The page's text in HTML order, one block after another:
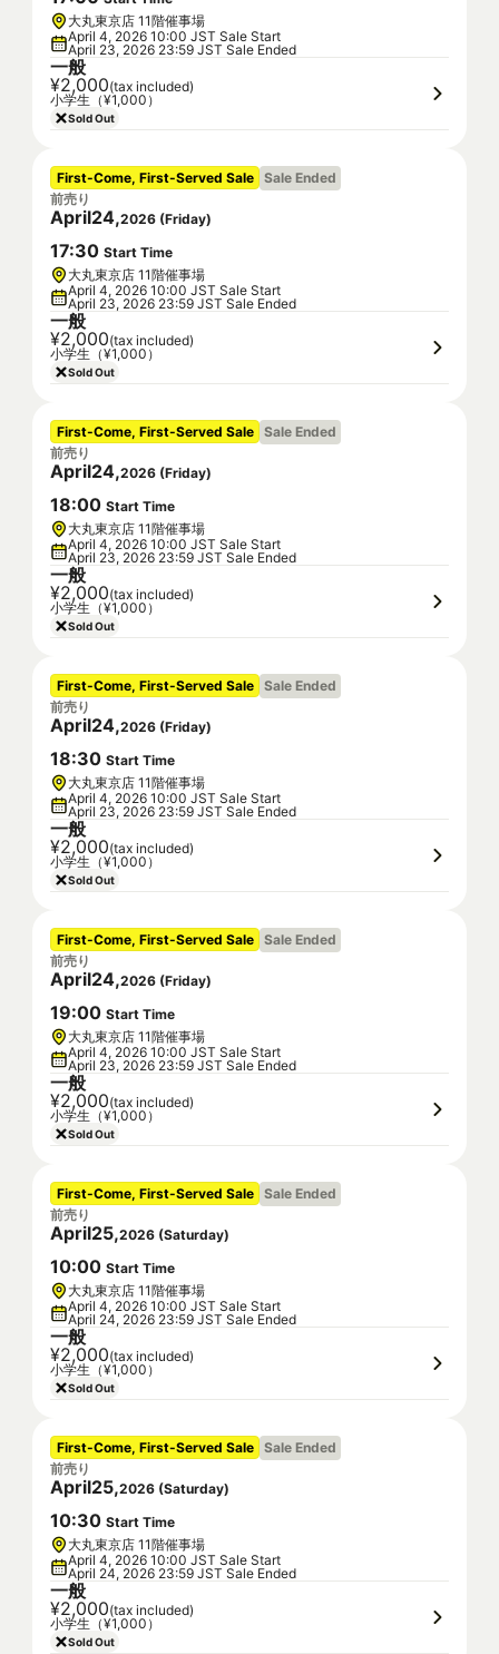
大丸東京店 11階催事場
April 4, 2026 10:00 JST Sale Start
April 23, 2026 23:59 JST Sale Ended
一般
¥2,000(tax included)
小学生（¥1,000）
Sold Out
First-Come, First-Served Sale Sale Ended
前売り
April24,2026 (Friday)
17:30 Start Time
大丸東京店 11階催事場
April 4, 2026 10:00 JST Sale Start
April 23, 2026 23:59 JST Sale Ended
一般
¥2,000(tax included)
小学生（¥1,000）
Sold Out
First-Come, First-Served Sale Sale Ended
前売り
April24,2026 (Friday)
18:00 Start Time
大丸東京店 11階催事場
April 4, 2026 10:00 JST Sale Start
April 23, 2026 23:59 JST Sale Ended
一般
¥2,000(tax included)
小学生（¥1,000）
Sold Out
First-Come, First-Served Sale Sale Ended
前売り
April24,2026 (Friday)
18:30 Start Time
大丸東京店 11階催事場
April 4, 2026 10:00 JST Sale Start
April 23, 2026 23:59 JST Sale Ended
一般
¥2,000(tax included)
小学生（¥1,000）
Sold Out
First-Come, First-Served Sale Sale Ended
前売り
April24,2026 (Friday)
19:00 Start Time
大丸東京店 11階催事場
April 4, 2026 10:00 JST Sale Start
April 23, 2026 23:59 JST Sale Ended
一般
¥2,000(tax included)
小学生（¥1,000）
Sold Out
First-Come, First-Served Sale Sale Ended
前売り
April25,2026 (Saturday)
10:00 Start Time
大丸東京店 11階催事場
April 4, 2026 10:00 JST Sale Start
April 24, 2026 23:59 JST Sale Ended
一般
¥2,000(tax included)
小学生（¥1,000）
Sold Out
First-Come, First-Served Sale Sale Ended
前売り
April25,2026 (Saturday)
10:30 Start Time
大丸東京店 11階催事場
April 4, 2026 10:00 JST Sale Start
April 24, 2026 23:59 JST Sale Ended
一般
¥2,000(tax included)
小学生（¥1,000）
Sold Out